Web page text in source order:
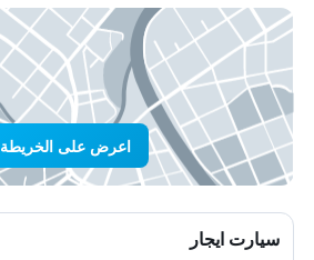
اعرض على الخريطة
سيارت ايجار